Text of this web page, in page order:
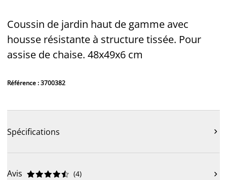
Coussin de jardin haut de gamme avec
housse résistante à structure tissée. Pour
assise de chaise. 48x49x6 cm
Référence : 3700382
Spécifications 
Avis 




 (4) 